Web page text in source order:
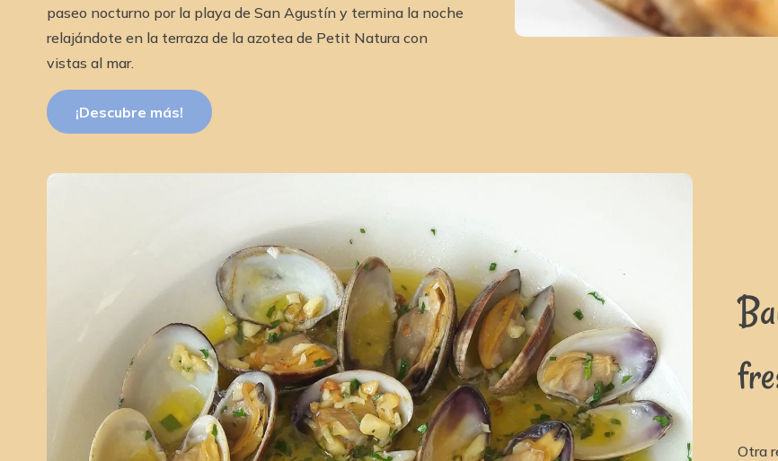
paseo nocturno por la playa de San Agustín y termina la noche
relajándote en la terraza de la azotea de Petit Natura con
vistas al mar.
¡Descubre más!
Otra